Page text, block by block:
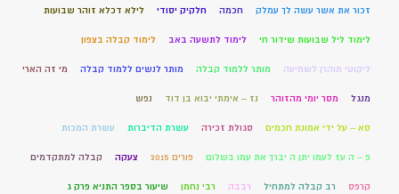
זכור את אשר עשה לך עמלק חכמה חלקיק יסודי לילא דכלא זוהר שבועות
לימוד ליל שבועות שידור חי לימוד לתשעה באב לימוד קבלה בצפון
ליקוטי מוהרן לשמיעה מותר ללמוד קבלה מותר לנשים ללמוד קבלה מי זה הארי
מנגל מסר יומי מהזוהר נז – אימתי יבוא בן דוד נפש
סא – על ידי אמונת חכמים סגולת זכירה עשרת הדיברות עשרת המכות
פ – ה עז לעמו יתן ה יברך את עמו בשלום פורים 2015 צעקה קבלה למתקדמים
קרפס רב קבלה למתחיל רבבה רבי נחמן שיעור בספר התניא פרק ג